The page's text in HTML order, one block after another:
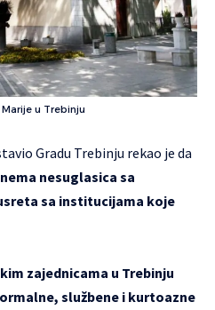
u Trebinju
Gradu Trebinju rekao je da
nema nesuglasica sa
sa institucijama koje
zajednicama u Trebinju
službene i kurtoazne